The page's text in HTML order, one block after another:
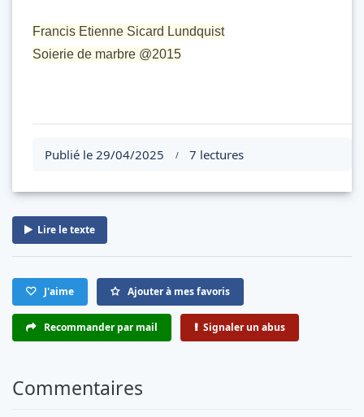
Francis Etienne Sicard Lundquist
Soierie de marbre @2015
Publié le 29/04/2025 / 7 lectures
Lire le texte
J'aime Ajouter à mes favoris
Recommander par mail Signaler un abus
Commentaires